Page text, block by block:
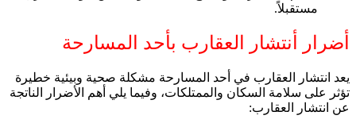
مستقبلاً.
أضرار أنتشار العقارب بأحد المسارحة
يعد انتشار العقارب في أحد المسارحة مشكلة صحية وبيئية خطيرة
تؤثر على سلامة السكان والممتلكات، وفيما يلي أهم الأضرار الناتجة
عن انتشار العقارب: